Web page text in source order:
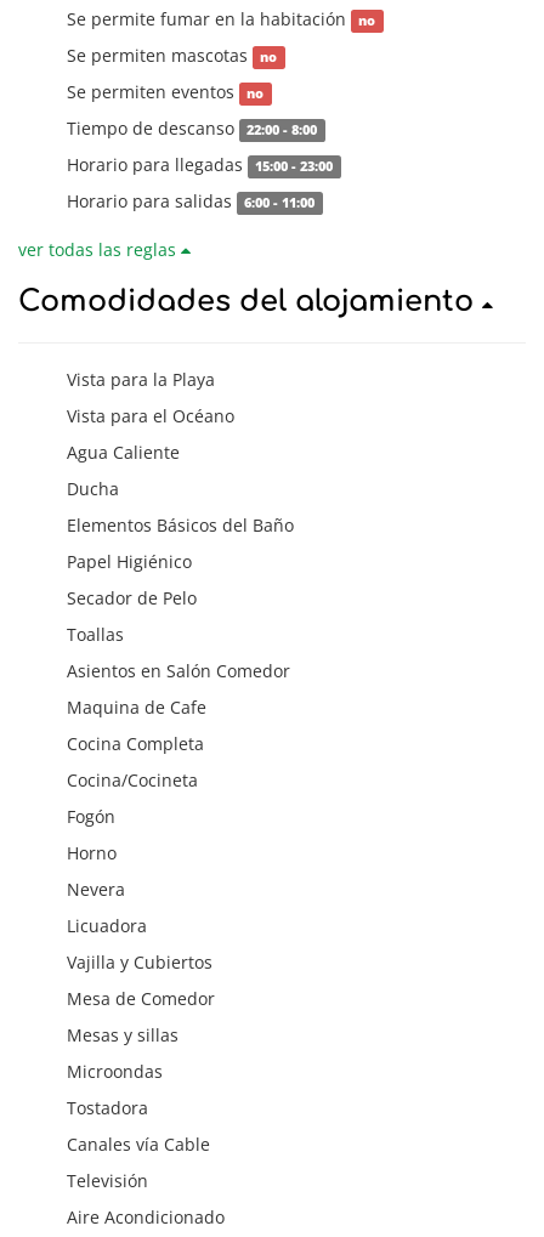
Se permite fumar en la habitación no
Se permiten mascotas no
Se permiten eventos no
Tiempo de descanso 22:00 - 8:00
Horario para llegadas 15:00 - 23:00
Horario para salidas 6:00 - 11:00
ver todas las reglas
Comodidades del alojamiento
Vista para la Playa
Vista para el Océano
Agua Caliente
Ducha
Elementos Básicos del Baño
Papel Higiénico
Secador de Pelo
Toallas
Asientos en Salón Comedor
Maquina de Cafe
Cocina Completa
Cocina/Cocineta
Fogón
Horno
Nevera
Licuadora
Vajilla y Cubiertos
Mesa de Comedor
Mesas y sillas
Microondas
Tostadora
Canales vía Cable
Televisión
Aire Acondicionado